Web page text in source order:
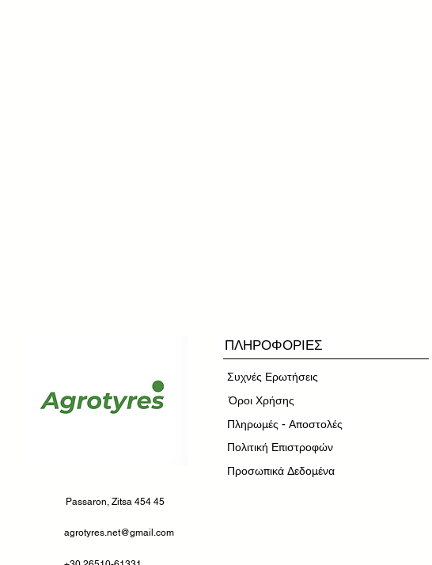
ΠΛΗΡΟΦΟΡΙΕΣ
Συχνές Ερωτήσεις
​Όροι Χρήσης
Πληρωμές - Αποστολές
Πολιτική Επιστροφών
Προσωπικά Δεδομένα
Passaron, Zitsa 454 45
agrotyres.net@gmail.com